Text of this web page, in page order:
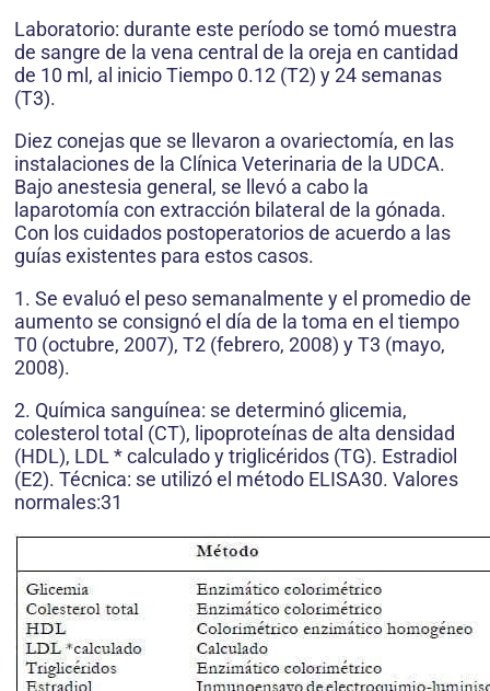
Laboratorio: durante este período se tomó muestra
de sangre de la vena central de la oreja en cantidad
de 10 ml, al inicio Tiempo 0.12 (T2) y 24 semanas
(T3).
Diez conejas que se llevaron a ovariectomía, en las
instalaciones de la Clínica Veterinaria de la UDCA.
Bajo anestesia general, se llevó a cabo la
laparotomía con extracción bilateral de la gónada.
Con los cuidados postoperatorios de acuerdo a las
guías existentes para estos casos.
1. Se evaluó el peso semanalmente y el promedio de
aumento se consignó el día de la toma en el tiempo
T0 (octubre, 2007), T2 (febrero, 2008) y T3 (mayo,
2008).
2. Química sanguínea: se determinó glicemia,
colesterol total (CT), lipoproteínas de alta densidad
(HDL), LDL * calculado y triglicéridos (TG). Estradiol
(E2). Técnica: se utilizó el método ELISA30. Valores
normales:31